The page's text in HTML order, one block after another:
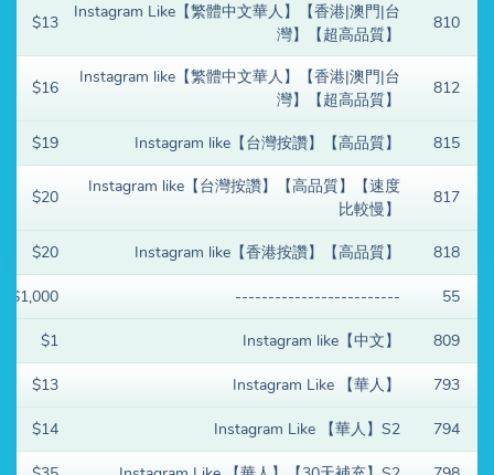
810
Instagram Like【繁體中文華人】【香港|澳門|台
灣】【超高品質】
$13
812
Instagram like【繁體中文華人】【香港|澳門|台
灣】【超高品質】
$16
815
Instagram like【台灣按讚】【高品質】
$19
817
Instagram like【台灣按讚】【高品質】【速度
比較慢】
$20
818
Instagram like【香港按讚】【高品質】
$20
55
-------------------------
$1,000
809
Instagram like【中文】
$1
793
Instagram Like 【華人】
$13
794
Instagram Like 【華人】S2
$14